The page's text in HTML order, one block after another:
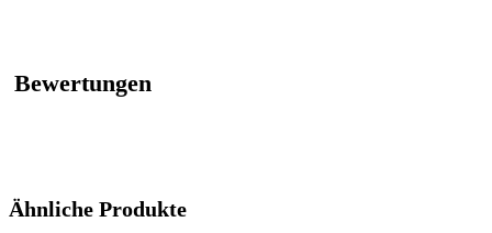
Bewertungen
Ähnliche Produkte